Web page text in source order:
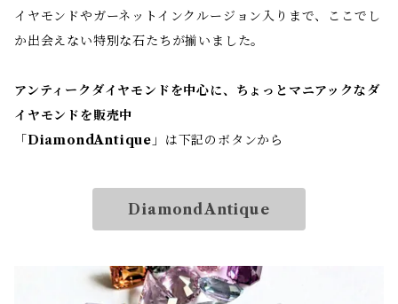
イヤモンドやガーネットインクルージョン入りまで、ここでし
か出会えない特別な石たちが揃いました。
アンティークダイヤモンドを中心に、ちょっとマニアックなダ
イヤモンドを販売中
「DiamondAntique 」は下記のボタンから
DiamondAntique